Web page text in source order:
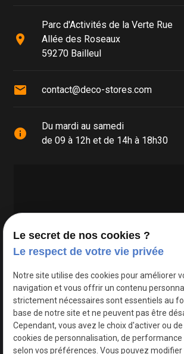
place
Parc d'Activités de la Verte Rue
Allée des Roseaux
59270 Bailleul
mail contact@deco-stores.com
info
Du mardi au samedi
de 09 à 12h et de 14h à 18h30
Google Maps Search API est désactivé.
Le secret de nos cookies ?
Le respect de votre vie privée
Notre site utilise des cookies pour améliorer
navigation et vous offrir un contenu
strictement nécessaires sont essentiels au
base de notre site et ne peuvent pas être
Cependant, vous avez le choix d'activer ou
cookies de personnalisation, de
selon vos préférences. Vous pouvez